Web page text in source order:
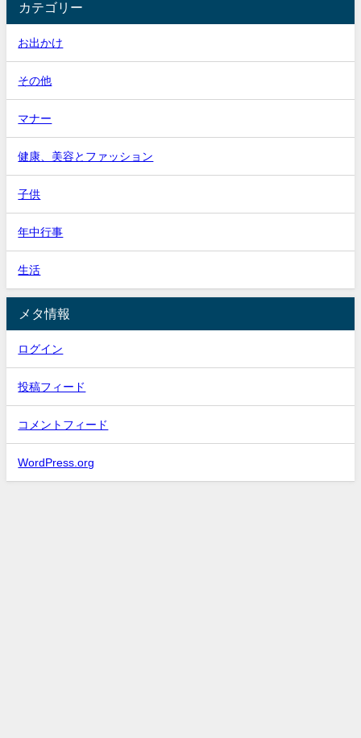
カテゴリー
お出かけ
その他
マナー
健康、美容とファッション
子供
年中行事
生活
メタ情報
ログイン
投稿フィード
コメントフィード
WordPress.org